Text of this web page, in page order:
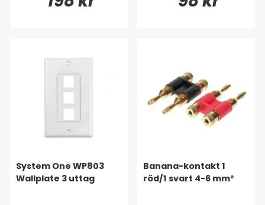
System One WP803
Wallplate 3 uttag
Banana-kontakt 1
röd/1 svart 4-6 mm²